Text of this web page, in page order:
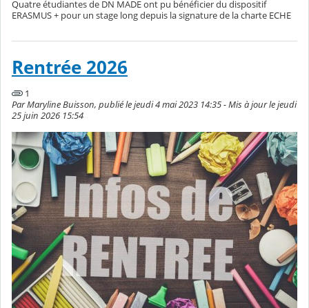
Quatre étudiantes de DN MADE ont pu bénéficier du dispositif
ERASMUS + pour un stage long depuis la signature de la charte ECHE
Rentrée 2026
1
Par Maryline Buisson, publié le jeudi 4 mai 2023 14:35 - Mis à jour le jeudi
25 juin 2026 15:54